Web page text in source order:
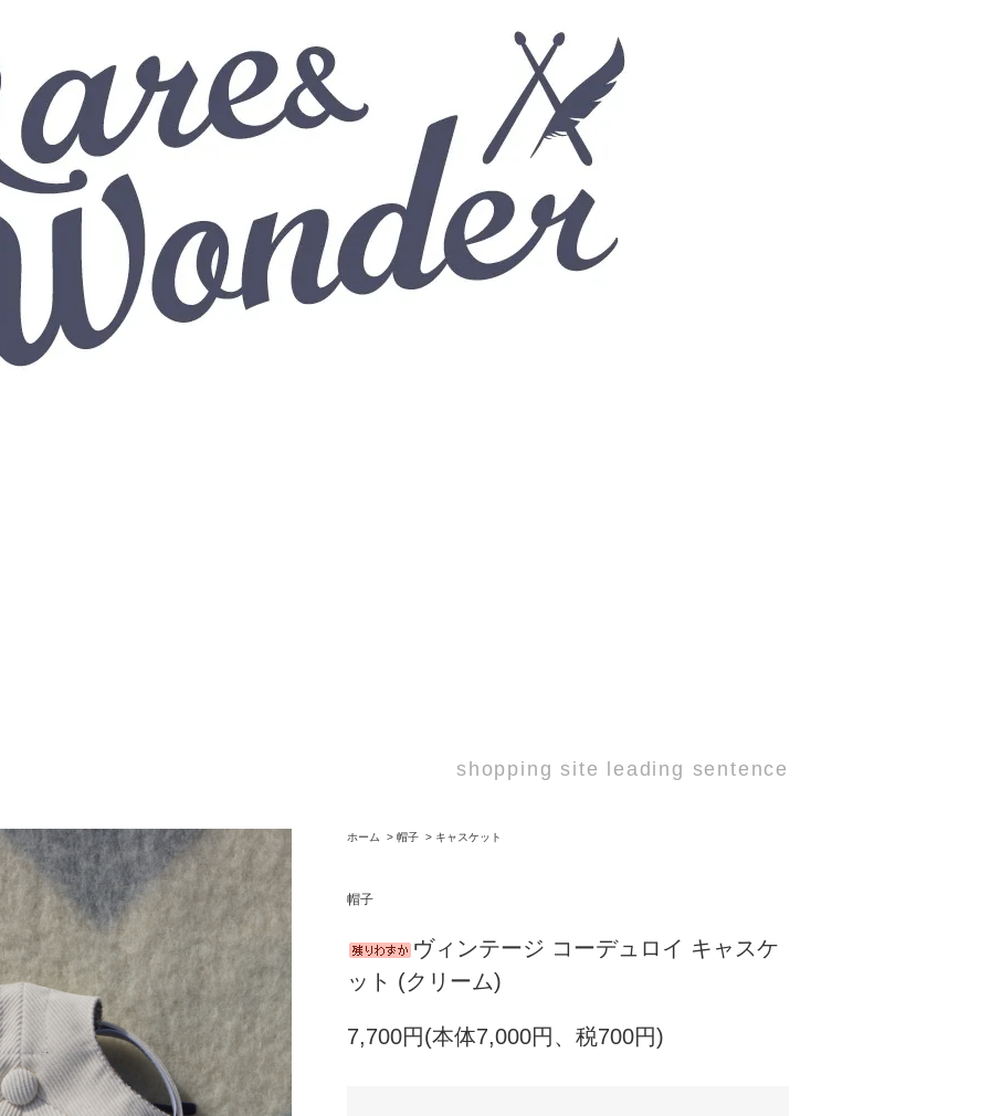
shopping site leading sentence
ホーム > 帽子 > キャスケット
帽子
ヴィンテージ コーデュロイ キャスケ
ット (クリーム)
7,700円(本体7,000円、税700円)